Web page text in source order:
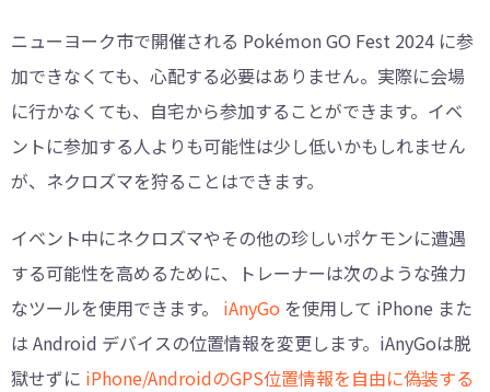
ニューヨーク市で開催される Pokémon GO Fest 2024 に参
加できなくても、心配する必要はありません。実際に会場
に行かなくても、自宅から参加することができます。イベ
ントに参加する人よりも可能性は少し低いかもしれません
が、ネクロズマを狩ることはできます。
イベント中にネクロズマやその他の珍しいポケモンに遭遇
する可能性を高めるために、トレーナーは次のような強力
なツールを使用できます。 iAnyGo を使用して iPhone また
は Android デバイスの位置情報を変更します。iAnyGoは脱
獄せずに iPhone/AndroidのGPS位置情報を自由に偽装する